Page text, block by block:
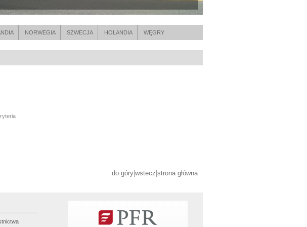
NORWEGIA SZWECJA HOLANDIA WĘGRY
do góry| wstecz strona główna